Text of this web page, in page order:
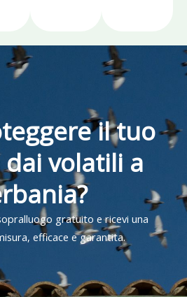
il tuo
volatili a
gratuito e ricevi una
efficace e garantita.